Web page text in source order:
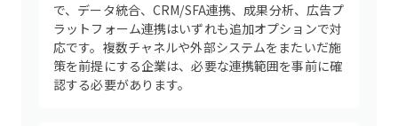
で、データ統合、CRM/SFA連携、成果分析、広告プ
ラットフォーム連携はいずれも追加オプションで対
応です。複数チャネルや外部システムをまたいだ施
策を前提にする企業は、必要な連携範囲を事前に確
認する必要があります。